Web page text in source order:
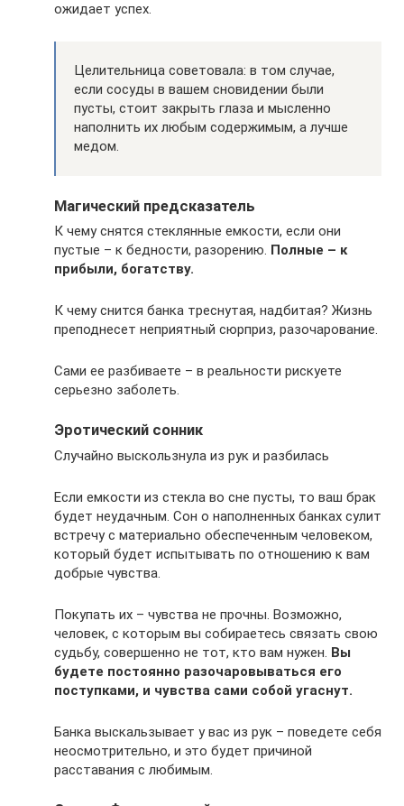
ожидает успех.
Целительница советовала: в том случае,
если сосуды в вашем сновидении были
пусты, стоит закрыть глаза и мысленно
наполнить их любым содержимым, а лучше
медом.
Магический предсказатель
К чему снятся стеклянные емкости, если они
пустые – к бедности, разорению. Полные – к
прибыли, богатству.
К чему снится банка треснутая, надбитая? Жизнь
преподнесет неприятный сюрприз, разочарование.
Сами ее разбиваете – в реальности рискуете
серьезно заболеть.
Эротический сонник
Случайно выскользнула из рук и разбилась
Если емкости из стекла во сне пусты, то ваш брак
будет неудачным. Сон о наполненных банках сулит
встречу с материально обеспеченным человеком,
который будет испытывать по отношению к вам
добрые чувства.
Покупать их – чувства не прочны. Возможно,
человек, с которым вы собираетесь связать свою
судьбу, совершенно не тот, кто вам нужен. Вы
будете постоянно разочаровываться его
поступками, и чувства сами собой угаснут.
Банка выскальзывает у вас из рук – поведете себя
неосмотрительно, и это будет причиной
расставания с любимым.